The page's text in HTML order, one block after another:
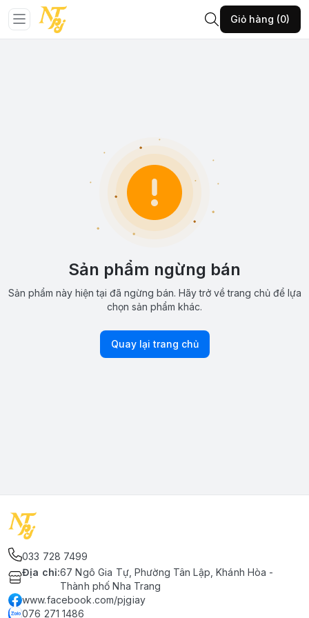
Giỏ hàng (0)
Sản phẩm ngừng bán
Sản phẩm này hiện tại đã ngừng bán. Hãy trở về trang chủ để lựa
chọn sản phẩm khác.
Quay lại trang chủ
033 728 7499
Địa chỉ:67 Ngô Gia Tự, Phường Tân Lập, Khánh Hòa -
Thành phố Nha Trang
www.facebook.com/pjgiay
076 271 1486